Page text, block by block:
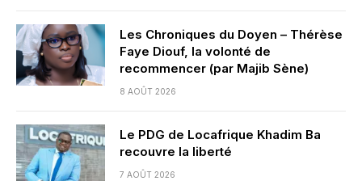
Les Chroniques du Doyen – Thérèse
Faye Diouf, la volonté de
recommencer (par Majib Sène)
8 AOÛT 2026
Le PDG de Locafrique Khadim Ba
recouvre la liberté
7 AOÛT 2026